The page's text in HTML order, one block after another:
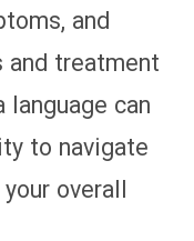
and
and treatment
language can
to navigate
overall